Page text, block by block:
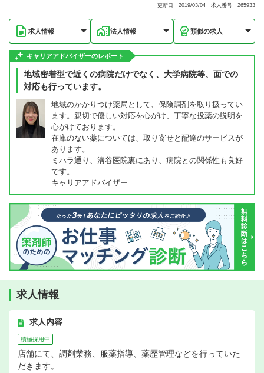
更新日：2019/03/04 求人番号：265933
求人情報 法人情報 類似の求人
キャリアアドバイザーのレポート
地域密着型で近くの病院だけでなく、大学病院等、面での
対応も行っています。
地域のかかりつけ薬局として、保険調剤を取り扱ってい
ます。親切で優しい対応を心がけ、丁寧な投薬の説明を
心がけております。
在庫のない薬については、取り寄せと配達のサービスが
あります。
ミハラ通り、溝谷医院裏にあり、病院との関係性も良好
です。
キャリアアドバイザー
求人情報
求人内容
積極採用中
店舗にて、調剤業務、服薬指導、薬歴管理などを行っていた
だきます。